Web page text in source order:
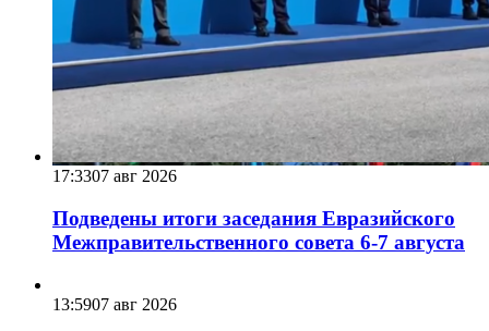
17:3307 авг 2026
Подведены итоги заседания Евразийского
Межправительственного совета 6-7 августа
13:5907 авг 2026